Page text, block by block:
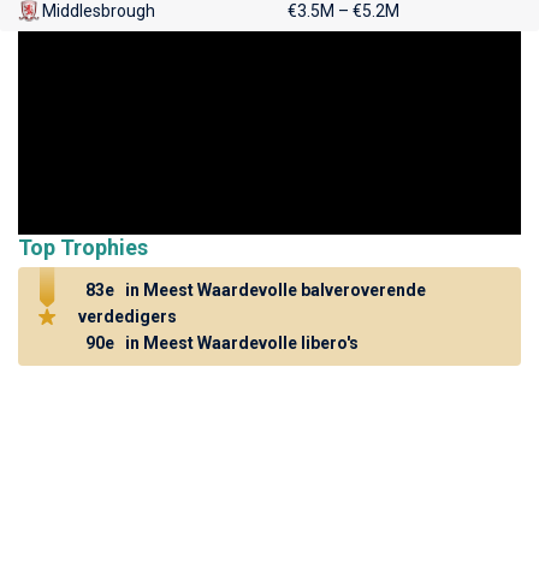
Middlesbrough
€3.5M – €5.2M
Top Trophies
83e
in Meest Waardevolle balveroverende
verdedigers
90e
in Meest Waardevolle libero's